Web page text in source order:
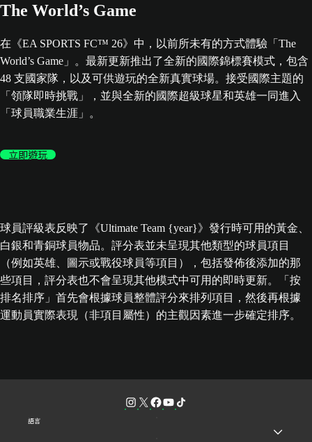
The World’s Game
在《EA SPORTS FC™ 26》中，以前所未有的方式體驗「The
World’s Game」。最新更新推出了全新的國際錦標賽模式，包含
48 支國家隊，以及可供遊玩的全新真實球場。接受國際主題的
「領隊即時挑戰」，並與全新的國際超級球星和英雄一同進入
「球員職業生涯」。
立即遊玩
球員評級表反映了《Ultimate Team {year}》發行時可用的黃金、
白銀和青銅球員物品。評分表並未呈現其他類型的球員項目
（例如英雄、圖示或戰役球員等項目），包括發佈後添加的那
些項目，評分表也不會呈現其他模式中可用的即時更新。「按
排名排序」首先會根據球員整體評分來排列項目，然後再根據
運動員實際表現（非項目屬性）的主觀因素進一步確定排序。
語言